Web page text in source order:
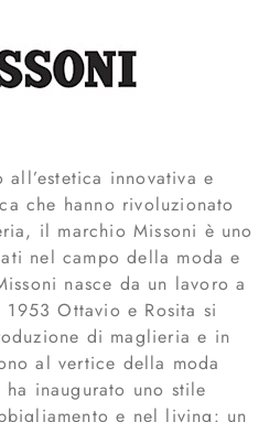
all’estetica innovativa e
che hanno rivoluzionato
il marchio Missoni è uno
nel campo della moda e
nasce da un lavoro a
Ottavio e Rosita si
di maglieria e in
al vertice della moda
inaugurato uno stile
e nel living: un